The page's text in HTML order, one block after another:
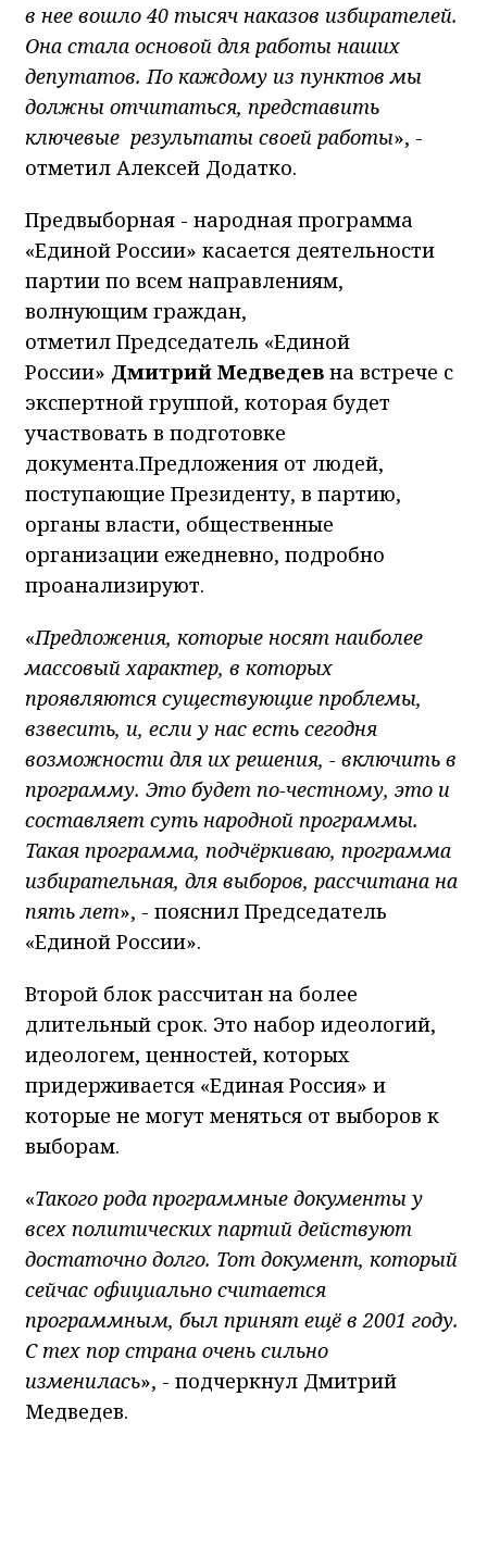
в нее вошло 40 тысяч наказов избирателей.
Она стала основой для работы наших
депутатов. По каждому из пунктов мы
должны отчитаться, представить
ключевые результаты своей работы», -
отметил Алексей Додатко.
Предвыборная - народная программа
«Единой России» касается деятельности
партии по всем направлениям,
волнующим граждан,
отметил Председатель «Единой
России» Дмитрий Медведев на встрече с
экспертной группой, которая будет
участвовать в подготовке
документа.Предложения от людей,
поступающие Президенту, в партию,
органы власти, общественные
организации ежедневно, подробно
проанализируют.
«Предложения, которые носят наиболее
массовый характер, в которых
проявляются существующие проблемы,
взвесить, и, если у нас есть сегодня
возможности для их решения, - включить в
программу. Это будет по-честному, это и
составляет суть народной программы.
Такая программа, подчёркиваю, программа
избирательная, для выборов, рассчитана на
пять лет», - пояснил Председатель
«Единой России».
Второй блок рассчитан на более
длительный срок. Это набор идеологий,
идеологем, ценностей, которых
придерживается «Единая Россия» и
которые не могут меняться от выборов к
выборам.
«Такого рода программные документы у
всех политических партий действуют
достаточно долго. Тот документ, который
сейчас официально считается
программным, был принят ещё в 2001 году.
С тех пор страна очень сильно
изменилась», - подчеркнул Дмитрий
Медведев.